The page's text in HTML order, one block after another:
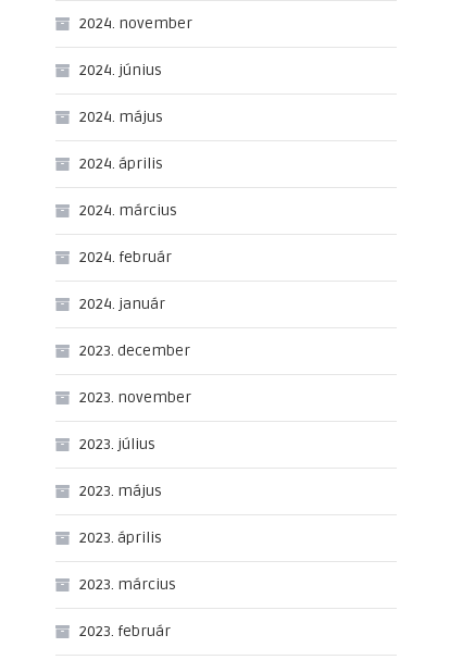
2024. november
2024. június
2024. május
2024. április
2024. március
2024. február
2024. január
2023. december
2023. november
2023. július
2023. május
2023. április
2023. március
2023. február